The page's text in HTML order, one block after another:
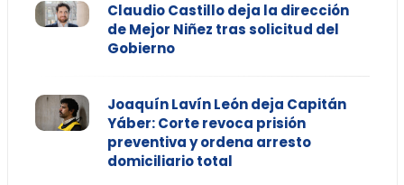
Claudio Castillo deja la dirección
de Mejor Niñez tras solicitud del
Gobierno
Joaquín Lavín León deja Capitán
Yáber: Corte revoca prisión
preventiva y ordena arresto
domiciliario total